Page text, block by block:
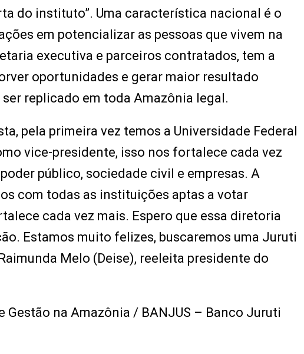
do instituto”. Uma característica nacional é o
em potencializar as pessoas que vivem na
executiva e parceiros contratados, tem a
oportunidades e gerar maior resultado
replicado em toda Amazônia legal.
pela primeira vez temos a Universidade Federal
vice-presidente, isso nos fortalece cada vez
público, sociedade civil e empresas. A
com todas as instituições aptas a votar
cada vez mais. Espero que essa diretoria
Estamos muito felizes, buscaremos uma Juruti
Melo (Deise), reeleita presidente do
na Amazônia / BANJUS – Banco Juruti